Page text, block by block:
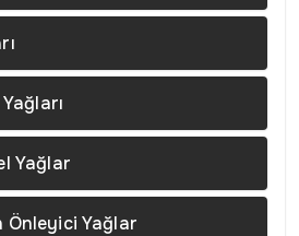
Yağlar
Önleyici Yağlar